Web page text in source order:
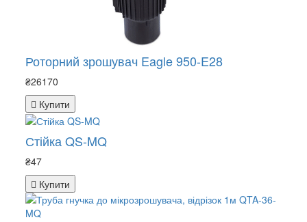
Роторний зрошувач Eagle 950-E28
₴26170
Купити
Стійка QS-MQ
₴47
Купити